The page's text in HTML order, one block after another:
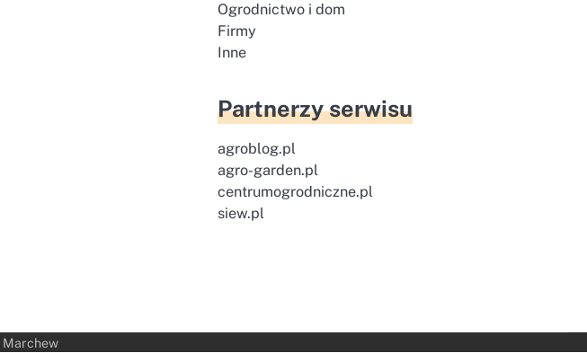
Ogrodnictwo i dom
Firmy
Inne
Partnerzy serwisu
agroblog.pl
agro-garden.pl
centrumogrodniczne.pl
siew.pl
Marchew